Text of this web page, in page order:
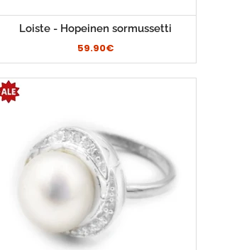
Loiste - Hopeinen sormussetti
59.90€